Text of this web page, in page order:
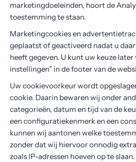
marketingdoeleinden, hoort de
toestemming te staan.
Marketingcookies en
geplaatst of geactiveerd nadat u
heeft gegeven. U kunt uw keuze
instellingen” in de footer van de
Uw cookievoorkeur wordt
cookie. Daarin bewaren wij onder
categorieën, datum en tijd van de
een configuratiekenmerk en een
kunnen wij aantonen welke
zonder dat wij hiervoor onnodig
zoals IP-adressen hoeven op te slaan.